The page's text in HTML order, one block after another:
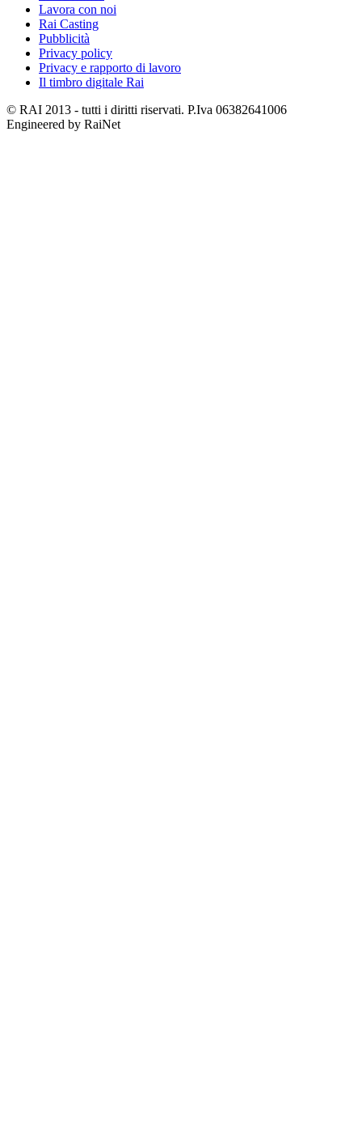
Lavora con noi
Rai Casting
Pubblicità
Privacy policy
Privacy e rapporto di lavoro
Il timbro digitale Rai
© RAI 2013 - tutti i diritti riservati. P.Iva 06382641006
Engineered by RaiNet